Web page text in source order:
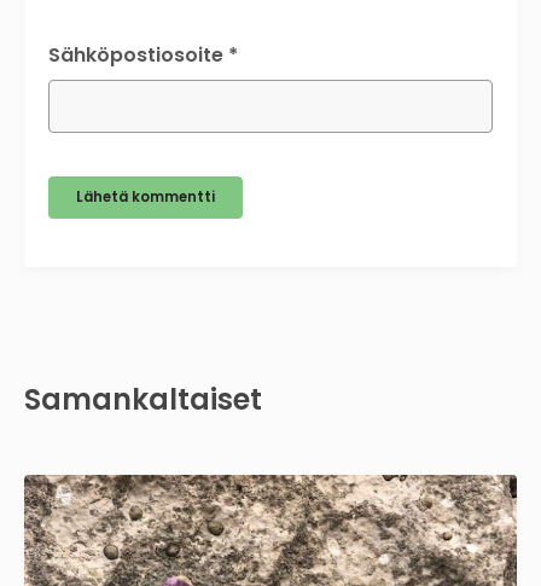
Sähköpostiosoite *
Samankaltaiset